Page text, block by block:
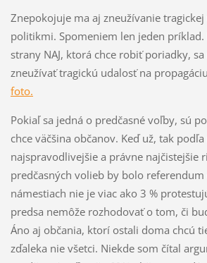
Znepokojuje ma aj zneužívanie
politikmi. Spomeniem len jeden príklad.
strany NAJ, ktorá chce robiť poriadky,
zneužívať tragickú udalosť na
foto.
Pokiaľ sa jedná o predčasné voľby, sú
chce väčšina občanov. Keď už, tak
najspravodlivejšie a právne najčistejšie
predčasných volieb by bolo referendum
námestiach nie je viac ako 3 %
predsa nemôže rozhodovať o tom, či
Áno aj občania, ktorí ostali doma chcú
zďaleka nie všetci. Niekde som čítal